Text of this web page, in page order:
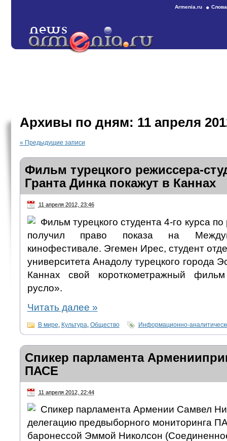
Armenia.ru
Архивы по дням: 11 апреля
« Предыдущие записи
Фильм турецкого режиссера-
Гранта Динка покажут в Каннах
11 апреля 2012, 23:46
Фильм турецкого студента 4-го курса
получил право показа на
кинофестивале. Эгемен Ирес, студент
университета Анадолу турецкого города
Каннах свой короткометражный
русло».
Читать далее »
В мире Культура Общество Информационно-
Спикер парламента
ПАСЕ
11 апреля 2012, 22:44
Спикер парламента Армении Самвел
делегацию предвыборного мониторинга
баронессой Эммой Николсон